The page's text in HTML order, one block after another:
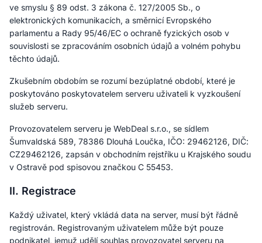
ve smyslu § 89 odst. 3 zákona č. 127/2005 Sb., o
elektronických komunikacích, a směrnicí Evropského
parlamentu a Rady 95/46/EC o ochraně fyzických osob v
souvislosti se zpracováním osobních údajů a volném pohybu
těchto údajů.
Zkušebním obdobím se rozumí bezúplatné období, které je
poskytováno poskytovatelem serveru uživateli k vyzkoušení
služeb serveru.
Provozovatelem serveru je WebDeal s.r.o., se sídlem
Šumvaldská 589, 78386 Dlouhá Loučka, IČO: 29462126, DIČ:
CZ29462126, zapsán v obchodním rejstříku u Krajského soudu
v Ostravě pod spisovou značkou C 55453.
II. Registrace
Každý uživatel, který vkládá data na server, musí být řádně
registrován. Registrovaným uživatelem může být pouze
podnikatel, jemuž udělí souhlas provozovatel serveru na